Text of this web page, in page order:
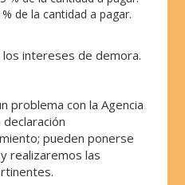
de la cantidad a pagar.
intereses de demora.
problema con la Agencia
pueden ponerse
realizaremos las